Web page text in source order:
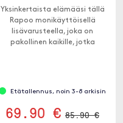
Yksinkertaista elämääsi tällä
Rapoo monikäyttöisellä
lisävarusteella, joka on
pakollinen kaikille, jotka
Etätallennus, noin 3-8 arkisin
69.90 € 85.90 €